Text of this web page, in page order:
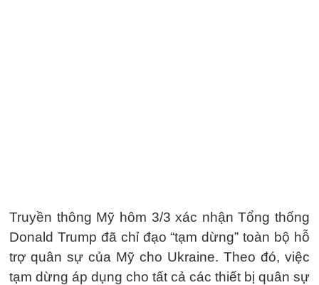
Truyền thông Mỹ hôm 3/3 xác nhận Tổng thống
Donald Trump đã chỉ đạo “tạm dừng” toàn bộ hỗ
trợ quân sự của Mỹ cho Ukraine. Theo đó, việc
tạm dừng áp dụng cho tất cả các thiết bị quân sự